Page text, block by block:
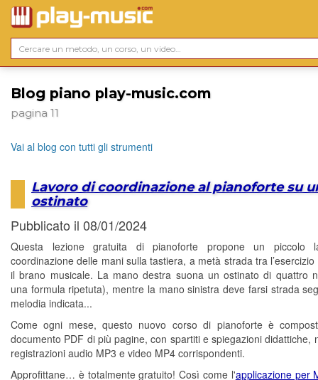
Blog piano play-music.com
pagina 11
Vai al blog con tutti gli strumenti
Lavoro di coordinazione al pianoforte su
ostinato
Pubblicato il 08/01/2024
Questa lezione gratuita di pianoforte propone un piccolo
coordinazione delle mani sulla tastiera, a metà strada tra
il brano musicale. La mano destra suona un ostinato di quattro
una formula ripetuta), mentre la mano sinistra deve farsi strada
melodia indicata...
Come ogni mese, questo nuovo corso di pianoforte è
documento PDF di più pagine, con spartiti e spiegazioni didattiche,
registrazioni audio MP3 e video MP4 corrispondenti.
Approfittane… è totalmente gratuito! Così come l'applicazione per